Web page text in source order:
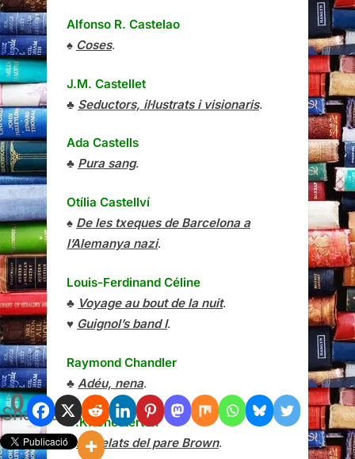
0
Shares
Alfonso R. Castelao
♠ Coses.
J.M. Castellet
♣ Seductors, il·lustrats i visionaris.
Ada Castells
♣ Pura sang.
Otília Castellví
♠ De les txeques de Barcelona a
l’Alemanya nazi.
Louis-Ferdinand Céline
♣ Voyage au bout de la nuit.
♥ Guignol’s band I.
Raymond Chandler
♣ Adéu, nena.
G.K. Chesterton
♦ Els relats del pare Brown.